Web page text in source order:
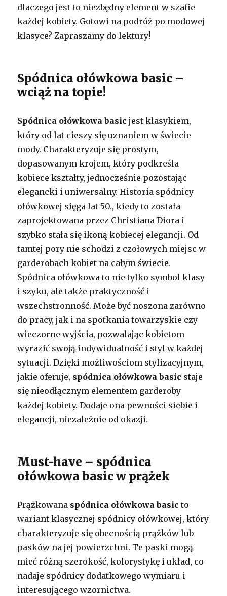
dlaczego jest to niezbędny element w szafie
każdej kobiety. Gotowi na podróż po modowej
klasyce? Zapraszamy do lektury!
Spódnica ołówkowa basic –
wciąż na topie!
Spódnica ołówkowa basic jest klasykiem,
który od lat cieszy się uznaniem w świecie
mody. Charakteryzuje się prostym,
dopasowanym krojem, który podkreśla
kobiece kształty, jednocześnie pozostając
elegancki i uniwersalny. Historia spódnicy
ołówkowej sięga lat 50., kiedy to została
zaprojektowana przez Christiana Diora i
szybko stała się ikoną kobiecej elegancji. Od
tamtej pory nie schodzi z czołowych miejsc w
garderobach kobiet na całym świecie.
Spódnica ołówkowa to nie tylko symbol klasy
i szyku, ale także praktyczność i
wszechstronność. Może być noszona zarówno
do pracy, jak i na spotkania towarzyskie czy
wieczorne wyjścia, pozwalając kobietom
wyrazić swoją indywidualność i styl w każdej
sytuacji. Dzięki możliwościom stylizacyjnym,
jakie oferuje, spódnica ołówkowa basic staje
się nieodłącznym elementem garderoby
każdej kobiety. Dodaje ona pewności siebie i
elegancji, niezależnie od okazji.
Must-have – spódnica
ołówkowa basic w prążek
Prążkowana spódnica ołówkowa basic to
wariant klasycznej spódnicy ołówkowej, który
charakteryzuje się obecnością prążków lub
pasków na jej powierzchni. Te paski mogą
mieć różną szerokość, kolorystykę i układ, co
nadaje spódnicy dodatkowego wymiaru i
interesującego wzornictwa.